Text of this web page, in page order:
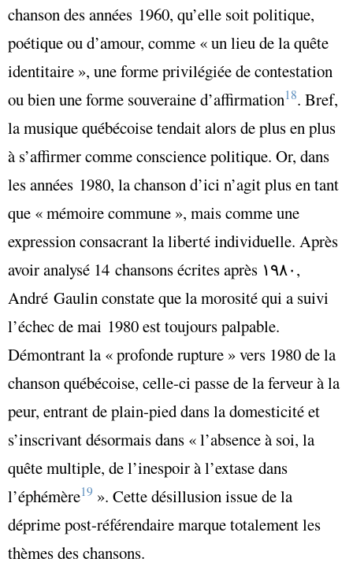
chanson des années 1960, qu’elle soit politique,
poétique ou d’amour, comme « un lieu de la quête
identitaire », une forme privilégiée de contestation
ou bien une forme souveraine d’affirmation18. Bref,
la musique québécoise tendait alors de plus en plus
à s’affirmer comme conscience politique. Or, dans
les années 1980, la chanson d’ici n’agit plus en tant
que « mémoire commune », mais comme une
expression consacrant la liberté individuelle. Après
avoir analysé 14 chansons
écrites après ١٩٨٠,
André Gaulin constate que la morosité qui a suivi
l’échec de mai 1980 est toujours palpable.
Démontrant la « profonde rupture » vers 1980 de la
chanson québécoise, celle-ci passe de la ferveur à la
peur, entrant de plain-pied dans la domesticité et
s’inscrivant désormais dans «l’absence à soi, la
quête multiple, de l’inespoir à l’extase dans
l’éphémère19 ». Cette désillusion issue de la
déprime post-référendaire marque totalement les
thèmes des chansons.